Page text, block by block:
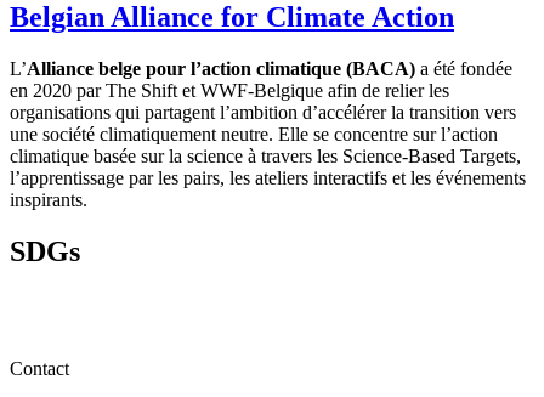
Belgian Alliance for Climate Action
L’Alliance belge pour l’action climatique (BACA) a été fondée
en 2020 par The Shift et WWF-Belgique afin de relier les
organisations qui partagent l’ambition d’accélérer la transition vers
une société climatiquement neutre. Elle se concentre sur l’action
climatique basée sur la science à travers les Science-Based Targets,
l’apprentissage par les pairs, les ateliers interactifs et les événements
inspirants.
SDGs
Contact